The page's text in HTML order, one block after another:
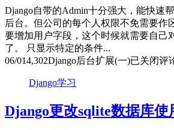
Django自带的Admin十分强大，能快速
后台。但公司的每个人权限不免需要作
要增加用户字段，这个时候就需要自己
了。 只显示特定的条件...
06/014,302Django后台扩展(一)已关闭评
Django学习
Django更改sqlite数据库使